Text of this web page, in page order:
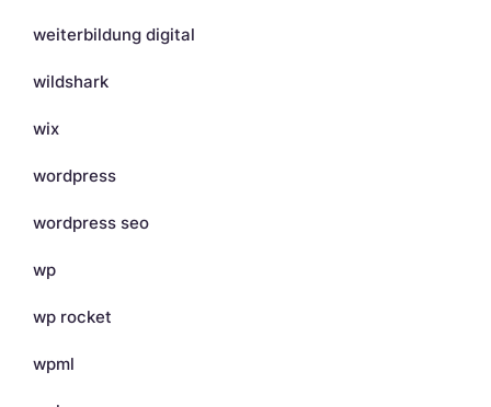
weiterbildung digital
wildshark
wix
wordpress
wordpress seo
wp
wp rocket
wpml